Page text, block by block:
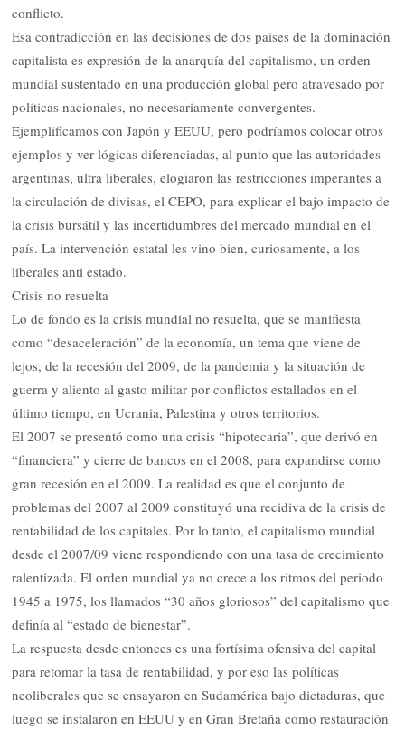
conflicto.
Esa contradicción en las decisiones de dos países de la dominación
capitalista es expresión de la anarquía del capitalismo, un orden
mundial sustentado en una producción global pero atravesado por
políticas nacionales, no necesariamente convergentes.
Ejemplificamos con Japón y EEUU, pero podríamos colocar otros
ejemplos y ver lógicas diferenciadas, al punto que las autoridades
argentinas, ultra liberales, elogiaron las restricciones imperantes a
la circulación de divisas, el CEPO, para explicar el bajo impacto de
la crisis bursátil y las incertidumbres del mercado mundial en el
país. La intervención estatal les vino bien, curiosamente, a los
liberales anti estado.
Crisis no resuelta
Lo de fondo es la crisis mundial no resuelta, que se manifiesta
como “desaceleración” de la economía, un tema que viene de
lejos, de la recesión del 2009, de la pandemia y la situación de
guerra y aliento al gasto militar por conflictos estallados en el
último tiempo, en Ucrania, Palestina y otros territorios.
El 2007 se presentó como una crisis “hipotecaria”, que derivó en
“financiera” y cierre de bancos en el 2008, para expandirse como
gran recesión en el 2009. La realidad es que el conjunto de
problemas del 2007 al 2009 constituyó una recidiva de la crisis de
rentabilidad de los capitales. Por lo tanto, el capitalismo mundial
desde el 2007/09 viene respondiendo con una tasa de crecimiento
ralentizada. El orden mundial ya no crece a los ritmos del periodo
1945 a 1975, los llamados “30 años gloriosos” del capitalismo que
definía al “estado de bienestar”.
La respuesta desde entonces es una fortísima ofensiva del capital
para retomar la tasa de rentabilidad, y por eso las políticas
neoliberales que se ensayaron en Sudamérica bajo dictaduras, que
luego se instalaron en EEUU y en Gran Bretaña como restauración